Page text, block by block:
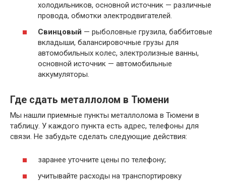
холодильников, основной источник — различные
провода, обмотки электродвигателей.
Свинцовый — рыболовные грузила, баббитовые
вкладыши, балансировочные грузы для
автомобильных колес, электролизные ванны,
основной источник — автомобильные
аккумуляторы.
Где сдать металлолом в Тюмени
Мы нашли приемные пункты металлолома в Тюмени в
таблицу. У каждого пункта есть адрес, телефоны для
связи. Не забудьте сделать следующие действия:
заранее уточните цены по телефону;
учитывайте расходы на транспортировку